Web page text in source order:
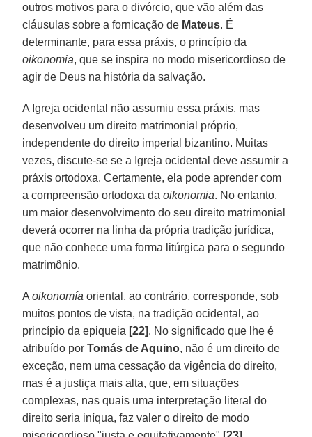
outros motivos para o divórcio, que vão além das
cláusulas sobre a fornicação de Mateus. É
determinante, para essa práxis, o princípio da
oikonomia, que se inspira no modo misericordioso de
agir de Deus na história da salvação.
A Igreja ocidental não assumiu essa práxis, mas
desenvolveu um direito matrimonial próprio,
independente do direito imperial bizantino. Muitas
vezes, discute-se se a Igreja ocidental deve assumir a
práxis ortodoxa. Certamente, ela pode aprender com
a compreensão ortodoxa daoikonomia. No entanto,
um maior desenvolvimento do seu direito matrimonial
deverá ocorrer na linha da própria tradição jurídica,
que não conhece uma forma litúrgica para o segundo
matrimônio.
Aoikonomía oriental, ao contrário, corresponde, sob
muitos pontos de vista, na tradição ocidental, ao
princípio da epiqueia [22]. No significado que lhe é
atribuído porTomás de Aquino, não é um direito de
exceção, nem uma cessação da vigência do direito,
mas é a justiça mais alta, que, em situações
complexas, nas quais uma interpretação literal do
direito seria iníqua, faz valer o direito de modo